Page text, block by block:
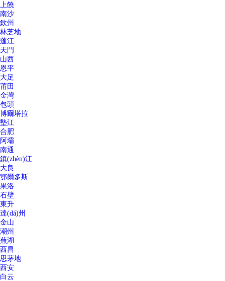
上饒
南沙
欽州
林芝地
蓬江
天門
山西
恩平
大足
莆田
金灣
包頭
博爾塔拉
墊江
合肥
阿壩
南通
鎮(zhèn)江
大良
鄂爾多斯
果洛
石壁
東升
達(dá)州
金山
潮州
蕪湖
西昌
思茅地
西安
白云